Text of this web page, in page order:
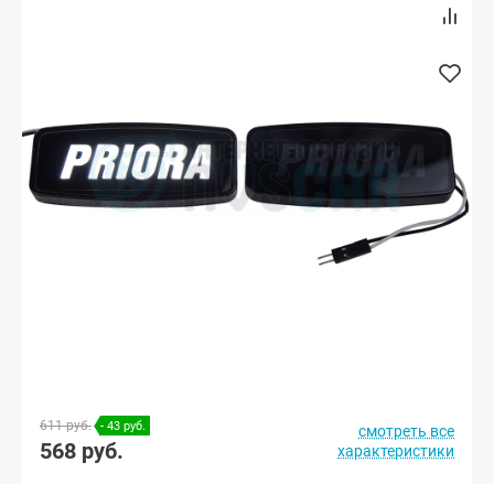
611 руб. - 43 руб.
568 руб.
смотреть все
характеристики